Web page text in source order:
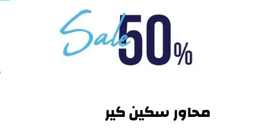
محاور سكين كير